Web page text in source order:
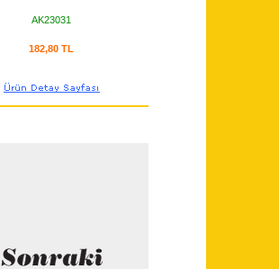
AK23031
182,80 TL